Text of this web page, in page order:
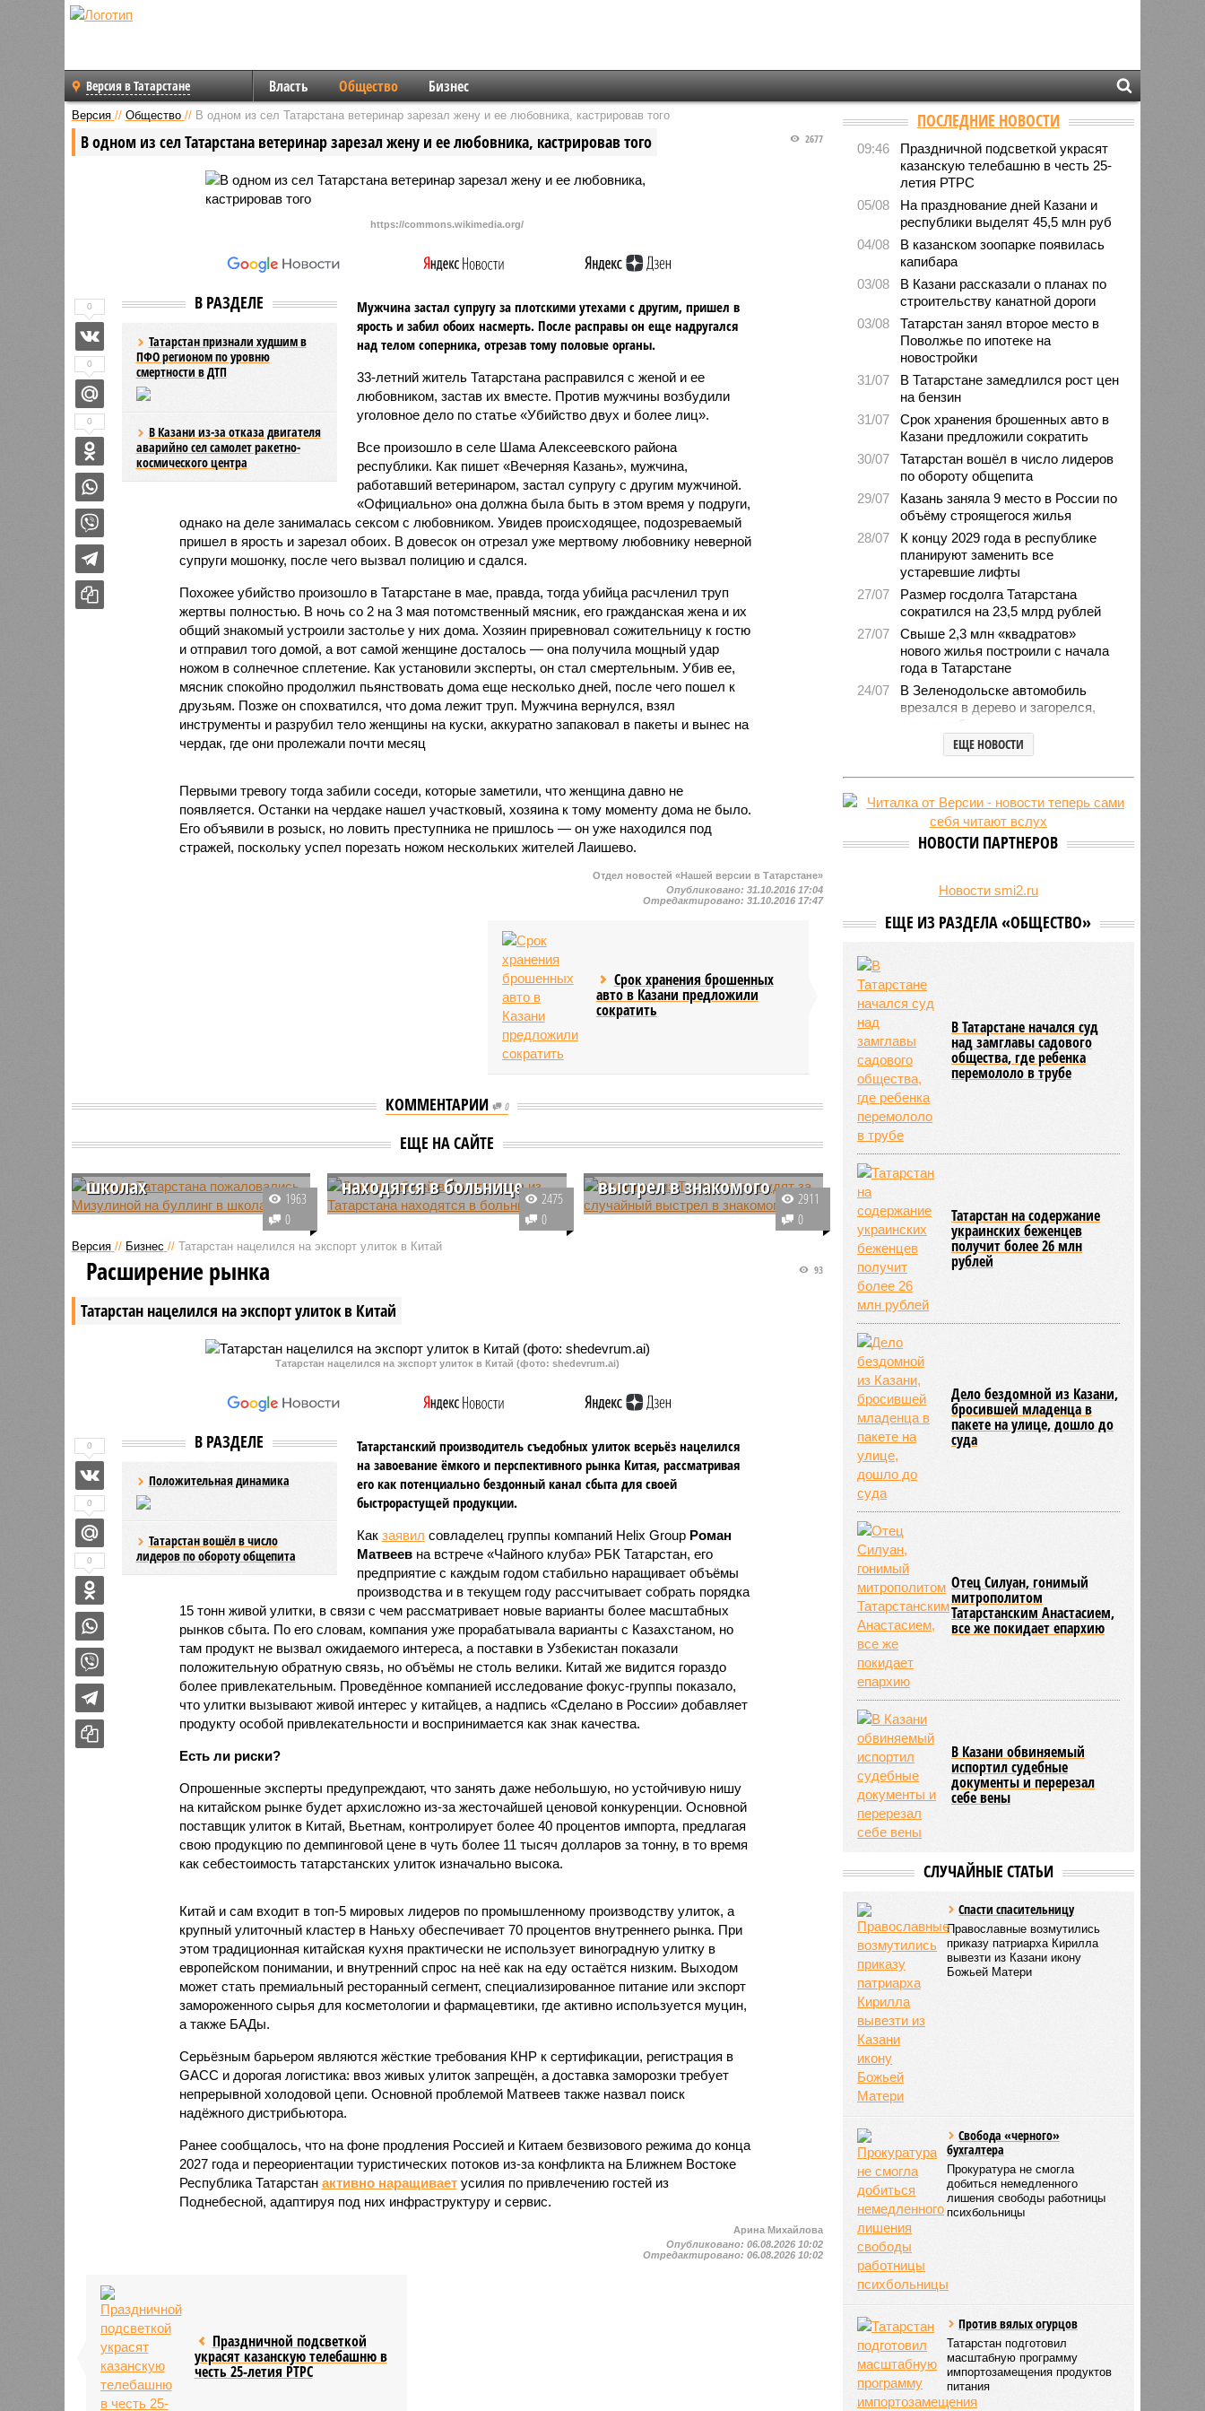
Версия в Татарстане Власть Общество Бизнес
Версия // Общество // В одном из сел Татарстана ветеринар зарезал жену и ее любовника, кастрировав того
В одном из сел Татарстана ветеринар зарезал жену и ее любовника, кастрировав того 2677
https://commons.wikimedia.org/
В РАЗДЕЛЕ
Татарстан признали худшим в
ПФО регионом по уровню
смертности в ДТП
В Казани из-за отказа двигателя
аварийно сел самолет ракетно-
космического центра
Мужчина застал супругу за плотскими утехами с другим, пришел в
ярость и забил обоих насмерть. После расправы он еще надругался
над телом соперника, отрезав тому половые органы.
33-летний житель Татарстана расправился с женой и ее
любовником, застав их вместе. Против мужчины возбудили
уголовное дело по статье «Убийство двух и более лиц».
Все произошло в селе Шама Алексеевского района
республики. Как пишет «Вечерняя Казань», мужчина,
работавший ветеринаром, застал супругу с другим мужчиной.
«Официально» она должна была быть в этом время у подруги,
однако на деле занималась сексом с любовником. Увидев происходящее, подозреваемый
пришел в ярость и зарезал обоих. В довесок он отрезал уже мертвому любовнику неверной
супруги мошонку, после чего вызвал полицию и сдался.
Похожее убийство произошло в Татарстане в мае, правда, тогда убийца расчленил труп
жертвы полностью. В ночь со 2 на 3 мая потомственный мясник, его гражданская жена и их
общий знакомый устроили застолье у них дома. Хозяин приревновал сожительницу к гостю
и отправил того домой, а вот самой женщине досталось — она получила мощный удар
ножом в солнечное сплетение. Как установили эксперты, он стал смертельным. Убив ее,
мясник спокойно продолжил пьянствовать дома еще несколько дней, после чего пошел к
друзьям. Позже он спохватился, что дома лежит труп. Мужчина вернулся, взял
инструменты и разрубил тело женщины на куски, аккуратно запаковал в пакеты и вынес на
чердак, где они пролежали почти месяц
Первыми тревогу тогда забили соседи, которые заметили, что женщина давно не
появляется. Останки на чердаке нашел участковый, хозяина к тому моменту дома не было.
Его объявили в розыск, но ловить преступника не пришлось — он уже находился под
стражей, поскольку успел порезать ножом нескольких жителей Лаишево.
0
0
0
Отдел новостей «Нашей версии в Татарстане»
Опубликовано:31.10.2016 17:04
Отредактировано:31.10.2016 17:47
Срок хранения брошенных
авто в Казани предложили
сократить
КОММЕНТАРИИ 0
ЕЩЕ НА САЙТЕ
Дети из Татарстана
пожаловались
школах
Директор «Лиги безопасного
интернета» Екатерина Мизулина
обнародовала несколько
обращений от школьников,
столкнувшихся с буллингом,
среди которых оказались и
1963
0
Дети погибшей в Египте
находятся в больнице
Двое детей супругов-медиков из
погибших сегодня утром при
находиться в египетской
2475
0
Охотника из Татарстана
выстрел в знакомого
В отношении мужчины заведено
уголовное дело за случайный
Прокуратура Нурлатского района
2911
0
Версия // Бизнес // Татарстан нацелился на экспорт улиток в Китай
Татарстан нацелился на экспорт улиток в Китай
93
Расширение рынка
Татарстан нацелился на экспорт улиток в Китай (фото: shedevrum.ai)
В РАЗДЕЛЕ
Положительная динамика
Татарстан вошёл в число
лидеров по обороту общепита
Татарстанский производитель съедобных улиток всерьёз нацелился
на завоевание ёмкого и перспективного рынка Китая, рассматривая
его как потенциально бездонный канал сбыта для своей
быстрорастущей продукции.
Как заявил совладелец группы компаний Helix Group Роман
Матвеевна встрече «Чайного клуба» РБК Татарстан, его
предприятие с каждым годом стабильно наращивает объёмы
производства и в текущем году рассчитывает собрать порядка
15 тонн живой улитки, в связи с чем рассматривает новые варианты более масштабных
рынков сбыта. По его словам, компания уже прорабатывала варианты с Казахстаном, но
там продукт не вызвал ожидаемого интереса, а поставки в Узбекистан показали
положительную обратную связь, но объёмы не столь велики. Китай же видится гораздо
более привлекательным. Проведённое компанией исследование фокус-группы показало,
что улитки вызывают живой интерес у китайцев, а надпись «Сделано в России» добавляет
продукту особой привлекательности и воспринимается как знак качества.
Есть ли риски?
Опрошенные эксперты предупреждают, что занять даже небольшую, но устойчивую нишу
на китайском рынке будет архисложно из-за жесточайшей ценовой конкуренции. Основной
поставщик улиток в Китай, Вьетнам, контролирует более 40 процентов импорта, предлагая
свою продукцию по демпинговой цене в чуть более 11 тысяч долларов за тонну, в то время
как себестоимость татарстанских улиток изначально высока.
Китай и сам входит в топ-5 мировых лидеров по промышленному производству улиток, а
крупный улиточный кластер в Наньху обеспечивает 70 процентов внутреннего рынка. При
этом традиционная китайская кухня практически не использует виноградную улитку в
европейском понимании, и внутренний спрос на неё как на еду остаётся низким. Выходом
может стать премиальный ресторанный сегмент, специализированное питание или экспорт
замороженного сырья для косметологии и фармацевтики, где активно используется муцин,
а также БАДы.
Серьёзным барьером являются жёсткие требования КНР к сертификации, регистрация в
GACC и дорогая логистика: ввоз живых улиток запрещён, а доставка заморозки требует
непрерывной холодовой цепи. Основной проблемой Матвеев также назвал поиск
надёжного дистрибьютора.
Ранее сообщалось, что на фоне продления Россией и Китаем безвизового режима до конца
2027 года и переориентации туристических потоков из-за конфликта на Ближнем Востоке
Республика Татарстан активно наращиваетусилия по привлечению гостей из
Поднебесной, адаптируя под них инфраструктуру и сервис.
0
0
0
Арина Михайлова
Опубликовано:06.08.2026 10:02
Отредактировано:06.08.2026 10:02
Праздничной подсветкой
украсят казанскую телебашню в
честь 25-летия РТРС
ПОСЛЕДНИЕ НОВОСТИ
09:46
Праздничной подсветкой украсят
казанскую телебашню в честь 25-
летия РТРС
05/08
На празднование дней Казани и
республики выделят 45,5 млн руб
04/08
В казанском зоопарке появилась
капибара
03/08
В Казани рассказали о планах по
строительству канатной дороги
03/08
Татарстан занял второе место в
Поволжье по ипотеке на
новостройки
31/07
В Татарстане замедлился рост цен
на бензин
31/07
Срок хранения брошенных авто в
Казани предложили сократить
30/07
Татарстан вошёл в число лидеров
по обороту общепита
29/07
Казань заняла 9 место в России по
объёму строящегося жилья
28/07
К концу 2029 года в республике
планируют заменить все
устаревшие лифты
27/07
Размер госдолга Татарстана
сократился на 23,5 млрд рублей
27/07
Свыше 2,3 млн «квадратов»
нового жилья построили с начала
года в Татарстане
24/07
В Зеленодольске автомобиль
врезался в дерево и загорелся,
есть погибшие
В Татарстане средний возраст
экономкласса в Татарстане
увеличились на 31 процент
ЕЩЕ НОВОСТИ
НОВОСТИ ПАРТНЕРОВ
Новости smi2.ru
ЕЩЕ ИЗ РАЗДЕЛА «ОБЩЕСТВО»
В Татарстане начался суд
над замглавы садового
общества, где ребенка
перемололо в трубе
Татарстан на содержание
украинских беженцев
получит более 26 млн
рублей
Дело бездомной из Казани,
бросившей младенца в
пакете на улице, дошло до
суда
Отец Силуан, гонимый
митрополитом
Татарстанским Анастасием,
все же покидает епархию
В Казани обвиняемый
испортил судебные
документы и перерезал
себе вены
СЛУЧАЙНЫЕ СТАТЬИ
Спасти спасительницу
Православные возмутились
приказу патриарха Кирилла
вывезти из Казани икону
Божьей Матери
Свобода «черного»
бухгалтера
Прокуратура не смогла
добиться немедленного
лишения свободы работницы
психбольницы
Против вялых огурцов
Татарстан подготовил
масштабную программу
импортозамещения продуктов
питания